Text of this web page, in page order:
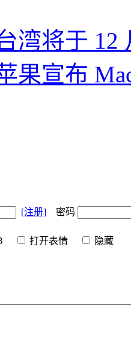
湾将于 12
果宣布
[注册] 密码
打开表情 隐